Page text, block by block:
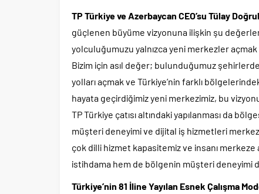
TP Türkiye ve Azerbaycan CEO’su Tülay
güçlenen büyüme vizyonuna ilişkin şu
yolculuğumuzu yalnızca yeni merkezler
Bizim için asıl değer; bulunduğumuz
yolları açmak ve Türkiye’nin farklı
hayata geçirdiğimiz yeni merkezimiz, bu
TP Türkiye çatısı altındaki yapılanması da
müşteri deneyimi ve dijital iş hizmetleri
çok dilli hizmet kapasitemiz ve insanı
istihdama hem de bölgenin müşteri deneyimi
Türkiye’nin 81 İline Yayılan Esnek Çalışma